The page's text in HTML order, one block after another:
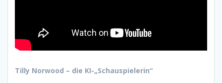
Tilly Norwood – die KI-„Schauspielerin“